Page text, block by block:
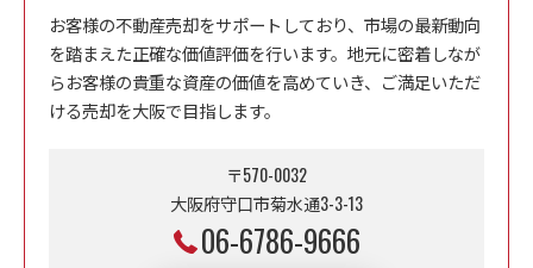
お客様の不動産売却をサポートしており、市場の最新動向
を踏まえた正確な価値評価を行います。地元に密着しなが
らお客様の貴重な資産の価値を高めていき、ご満足いただ
ける売却を大阪で目指します。
〒570-0032
大阪府守口市菊水通3-3-13
06-6786-9666